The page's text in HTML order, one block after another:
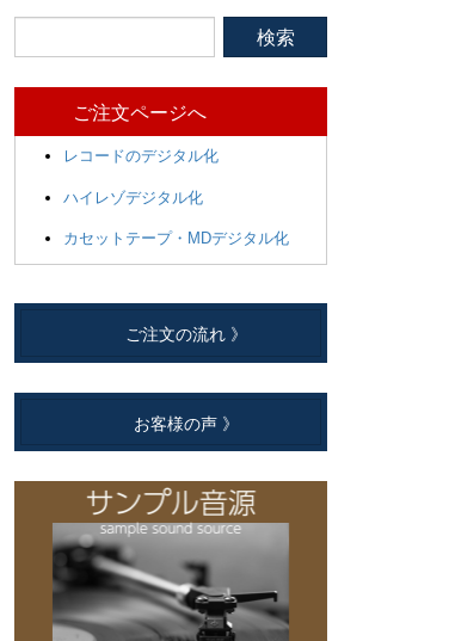
ご注文ページへ
レコードのデジタル化
ハイレゾデジタル化
カセットテープ・MDデジタル化
ご注文の流れ 》
お客様の声 》